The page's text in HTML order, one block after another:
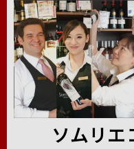
ソムリエ